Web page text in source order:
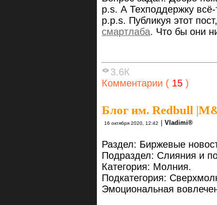
p.s. А Техподдержку
p.p.s. Публикуя этот
смартлаба. Что бы они
3.6К
Комментарии ( 15 )
Блог им. Redbull |
16 октября 2020, 12:42 | Vlаdimi®
Раздел: Биржевые
Подраздел: Слияния и
Категория: Молния.
Подкатегория:
Эмоциональная